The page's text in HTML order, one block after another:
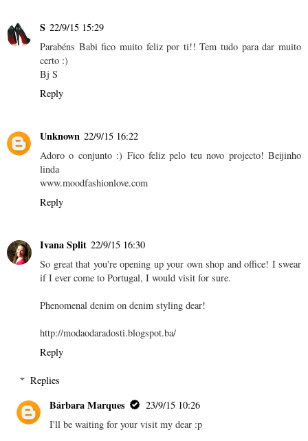
S 22/9/15 15:29
Parabéns Babi fico muito feliz por ti!! Tem tudo para dar muito
certo :)
Bj S
Reply
Unknown 22/9/15 16:22
Adoro o conjunto :) Fico feliz pelo teu novo projecto! Beijinho
linda
www.moodfashionlove.com
Reply
Ivana Split 22/9/15 16:30
So great that you're opening up your own shop and office! I swear
if I ever come to Portugal, I would visit for sure.
Phenomenal denim on denim styling dear!
http://modaodaradosti.blogspot.ba/
Reply
Replies
Bárbara Marques
23/9/15 10:26
I'll be waiting for your visit my dear :p